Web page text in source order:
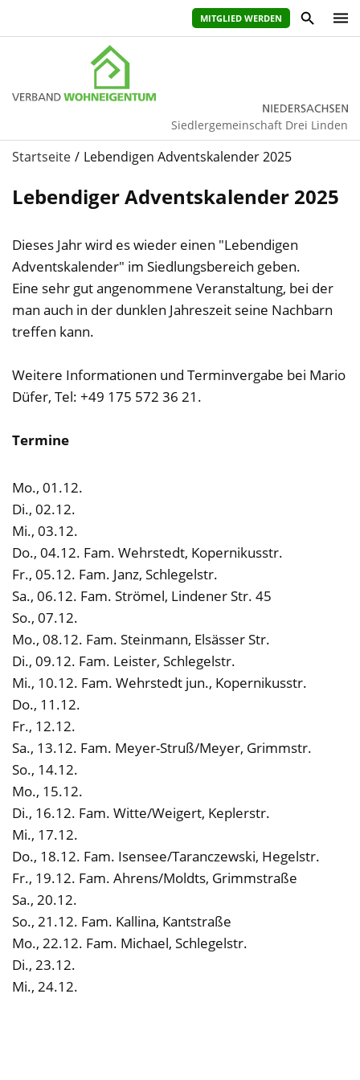
MITGLIED WERDEN
Siedlergemeinschaft Drei Linden
Startseite Lebendigen Adventskalender 2025
Lebendiger Adventskalender 2025
Dieses Jahr wird es wieder einen "Lebendigen
Adventskalender" im Siedlungsbereich geben.
Eine sehr gut angenommene Veranstaltung, bei der
man auch in der dunklen Jahreszeit seine Nachbarn
treffen kann.
Weitere Informationen und Terminvergabe bei Mario
Düfer, Tel: +49 175 572 36 21.
Termine
Mo., 01.12.
Di., 02.12.
Mi., 03.12.
Do., 04.12. Fam. Wehrstedt, Kopernikusstr.
Fr., 05.12. Fam. Janz, Schlegelstr.
Sa., 06.12. Fam. Strömel, Lindener Str. 45
So., 07.12.
Mo., 08.12. Fam. Steinmann, Elsässer Str.
Di., 09.12. Fam. Leister, Schlegelstr.
Mi., 10.12. Fam. Wehrstedt jun., Kopernikusstr.
Do., 11.12.
Fr., 12.12.
Sa., 13.12. Fam. Meyer-Struß/Meyer, Grimmstr.
So., 14.12.
Mo., 15.12.
Di., 16.12. Fam. Witte/Weigert, Keplerstr.
Mi., 17.12.
Do., 18.12. Fam. Isensee/Taranczewski, Hegelstr.
Fr., 19.12. Fam. Ahrens/Moldts, Grimmstraße
Sa., 20.12.
So., 21.12. Fam. Kallina, Kantstraße
Mo., 22.12. Fam. Michael, Schlegelstr.
Di., 23.12.
Mi., 24.12.